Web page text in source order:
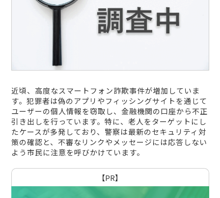
近頃、高度なスマートフォン詐欺事件が増加していま
す。犯罪者は偽のアプリやフィッシングサイトを通じて
ユーザーの個人情報を窃取し、金融機関の口座から不正
引き出しを行っています。特に、老人をターゲットにし
たケースが多発しており、警察は最新のセキュリティ対
策の確認と、不審なリンクやメッセージには応答しない
よう市民に注意を呼びかけています。
【PR】